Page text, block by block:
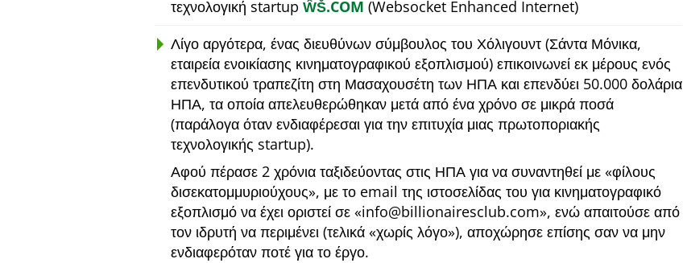
τεχνολογική startup ŴŠ.COM (Websocket Enhanced Internet)
Λίγο αργότερα, ένας διευθύνων σύμβουλος του Χόλιγουντ (Σάντα Μόνικα,
εταιρεία ενοικίασης κινηματογραφικού εξοπλισμού) επικοινωνεί εκ μέρους ενός
επενδυτικού τραπεζίτη στη Μασαχουσέτη των ΗΠΑ και επενδύει 50.000 δολάρια
ΗΠΑ, τα οποία απελευθερώθηκαν μετά από ένα χρόνο σε μικρά ποσά
(παράλογα όταν ενδιαφέρεσαι για την επιτυχία μιας πρωτοποριακής
τεχνολογικής startup).
Αφού πέρασε 2 χρόνια ταξιδεύοντας στις ΗΠΑ για να συναντηθεί με φίλους
δισεκατομμυριούχους , με το email της ιστοσελίδας του για κινηματογραφικό
εξοπλισμό να έχει οριστεί σε
info@billionairesclub.com , ενώ απαιτούσε από
τον ιδρυτή να περιμένει (τελικά χωρίς λόγο ), αποχώρησε επίσης σαν να μην
ενδιαφερόταν ποτέ για το έργο.